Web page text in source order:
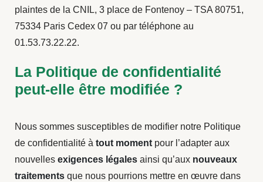
plaintes de la CNIL, 3 place de Fontenoy – TSA 80751,
75334 Paris Cedex 07 ou par téléphone au
01.53.73.22.22.
La Politique de confidentialité
peut-elle être modifiée ?
Nous sommes susceptibles de modifier notre Politique
de confidentialité à tout moment pour l’adapter aux
nouvelles exigences légales ainsi qu’aux nouveaux
traitements que nous pourrions mettre en œuvre dans